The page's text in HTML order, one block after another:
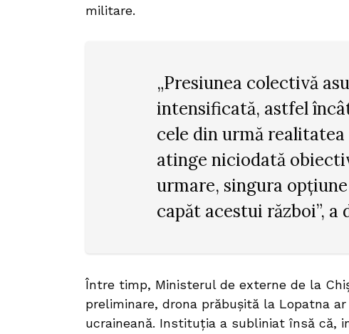
militare.
„Presiunea colectivă
intensificată, astfel
cele din urmă realitatea
atinge niciodată
urmare, singura
capăt acestui război”, a
Între timp, Ministerul de externe de la
preliminare, drona prăbușită la Lopatna
ucraineană. Instituția a subliniat însă că,